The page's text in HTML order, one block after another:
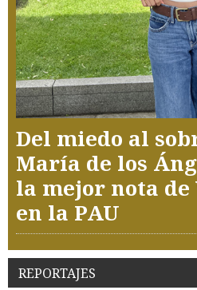
Del miedo al
María de los
la mejor nota de
en la PAU
REPORTAJES